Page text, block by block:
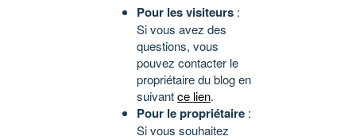
Pour les visiteurs :
Si vous avez des
questions, vous
pouvez contacter le
propriétaire du blog en
suivantce lien.
Pour le propriétaire :
Si vous souhaitez